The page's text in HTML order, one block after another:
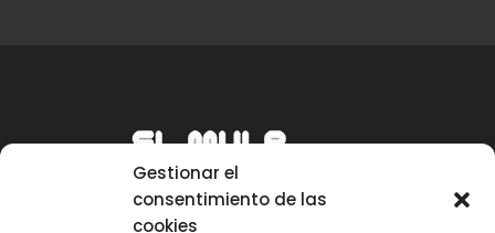
Gestionar el
consentimiento de las
cookies